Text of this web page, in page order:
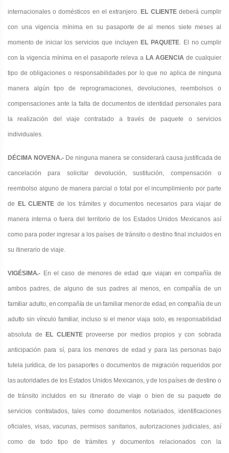
internacionales o domésticos en el extranjero. EL CLIENTE deberá cumplir
con una vigencia mínima en su pasaporte de al menos siete meses al
momento de iniciar los servicios que incluyen EL PAQUETE. El no cumplir
con lavigencia mínima en el pasaporte releva a LA AGENCIAde cualquier
tipo de obligaciones o responsabilidades por lo que no aplica de ninguna
manera algún tipo de reprogramaciones, devoluciones, reembolsos o
compensaciones ante la falta de documentos de identidad personales para
la realización del viaje contratado a través de paquete o servicios
individuales.
DÉCIMA NOVENA.- De ninguna manera se considerará causa justificada de
cancelación para solicitar devolución, sustitución, compensación o
reembolso alguno de manera parcial o total por el incumplimiento por parte
de EL CLIENTEde los trámites y documentos necesarios para viajar de
manera interna o fuera del territorio de los Estados Unidos Mexicanos así
como para poder ingresar a los países de tránsito o destino final incluidos en
su itinerario de viaje.
VIGÉSIMA.- En el caso de menores de edad que viajan en compañía de
ambos padres, de alguno de sus padres al menos,en compañía de un
familiar adulto, en compañía de un familiar menor de edad, en compañía de un
adulto sin vínculo familiar, incluso si el menor viaja solo, es responsabilidad
absoluta de EL CLIENTEproveerse por medios propios y con sobrada
anticipación para sí, para los menores de edad y para las personas bajo
tutela jurídica, de los pasaportes o documentos de migración requeridos por
las autoridades de los Estados Unidos Mexicanos, y de los países de destino o
de tránsito incluidos en su itinerario de viaje o bien de su paquete de
servicios contratados, tales como documentos notariados, identificaciones
oficiales, visas, vacunas, permisos sanitarios, autorizaciones judiciales, así
como de todo tipo de trámites y documentos relacionados con la